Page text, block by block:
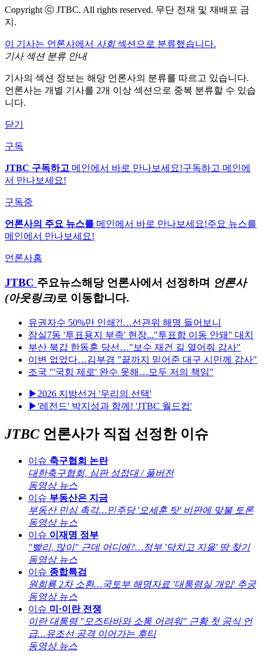
Copyright ⓒ JTBC. All rights reserved. 무단 전재 및 재배포 금
지.
이 기사는 언론사에서 사회섹션으로 분류했습니다.
기사 섹션 분류 안내
기사의 섹션 정보는 해당 언론사의 분류를 따르고 있습니다.
언론사는 개별 기사를 2개 이상 섹션으로 중복 분류할 수 있습
니다.
닫기
구독
JTBC 구독하고 메인에서 바로 만나보세요!구독하고 메인에
서 만나보세요!
구독중
언론사의 주요 뉴스를 메인에서 바로 만나보세요!주요 뉴스를
메인에서 만나보세요!
언론사홈
JTBC 주요뉴스해당 언론사에서 선정하며 언론사
(아웃링크)로 이동합니다.
유권자수 50%만 인쇄?!…선관위 해명 들어보니
잠실7동 '투표용지 부족' 현장..."투표함 이동 안돼" 대치
부산 북갑 한동훈 당선…"보수 재건 길 열어줘 감사"
이변 없었다…김부겸 "끝까지 믿어준 대구 시민께 감사"
조국 "'국힘 제로' 완수 못해…모두 저의 책임"
▶2026 지방선거 '우리의 선택'
▶'레전드' 박지성과 함께! 'JTBC 월드컵'
JTBC언론사가 직접 선정한 이슈
이슈 축구협회 논란
대한축구협회, 심판 성접대 / 풀버전
동영상 뉴스
이슈 부동산은 지금
부동산 민심 촉각…민주당 '오세훈 탓' 비판에 맞불 토론
동영상 뉴스
이슈 이재명 정부
"빨리, 많이" 근데 어디에?…정부 '닥치고 지을' 땅 찾기
동영상 뉴스
이슈 종합특검
원희룡 2차 소환…국토부 해명자료 '대통령실 개입' 추궁
동영상 뉴스
이슈 미·이란 전쟁
이란 대통령 "모즈타바와 소통 어려워" 근황 첫 공식 언
급…유조선 공격 이어가는 후티
동영상 뉴스